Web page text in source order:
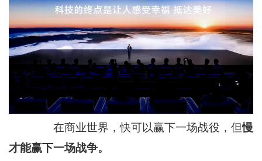
在商业世界，快可以赢下一场战役，但慢
才能赢下一场战争。